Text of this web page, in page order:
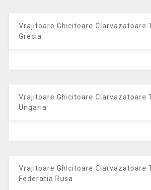
Vrajitoare Ghicitoare Clarvazatoare
Grecia
Vrajitoare Ghicitoare Clarvazatoare
Ungaria
Vrajitoare Ghicitoare Clarvazatoare
Federatia Rusa